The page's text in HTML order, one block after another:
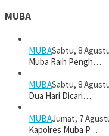
MUBA
MUBASabtu, 8
Muba Raih Pengh…
MUBASabtu, 8
Dua Hari Dicari…
MUBAJumat, 7
Kapolres Muba P…